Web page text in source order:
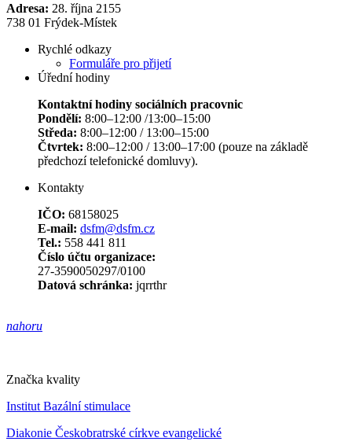
Adresa: 28. října 2155
738 01 Frýdek-Místek
Rychlé odkazy
Formuláře pro přijetí
Úřední hodiny
Kontaktní hodiny sociálních pracovnic
Pondělí: 8:00–12:00 /13:00–15:00
Středa: 8:00–12:00 / 13:00–15:00
Čtvrtek: 8:00–12:00 / 13:00–17:00 (pouze na základě
předchozí telefonické domluvy).
Kontakty
IČO: 68158025
E-mail: dsfm@dsfm.cz
Tel.: 558 441 811
Číslo účtu organizace:
27-3590050297/0100
Datová schránka: jqrrthr
nahoru
Značka kvality
Institut Bazální stimulace
Diakonie Českobratrské církve evangelické